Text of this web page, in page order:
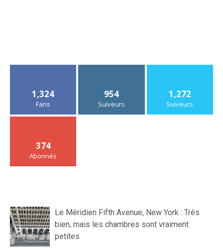
1,324
Fans
954
Suiveurs
1,272
Suiveurs
374
Abonnés
Le Méridien Fifth Avenue, New York : Très
bien, mais les chambres sont vraiment
petites